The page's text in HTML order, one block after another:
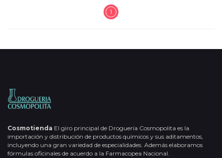
1
Cosmotienda El giro principal de Droguería Cosmopolita es la
importación y distribución de productos químicos y sus aditamentos,
incluyendo una gran variedad de especialidades. Además elaboramos
fórmulas oficinales de acuerdo a la Farmacopea Nacional.